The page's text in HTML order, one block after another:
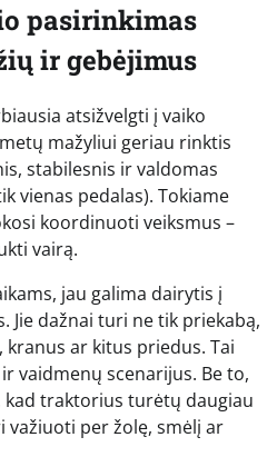
pasirinkimas
ir gebėjimus
atsižvelgti į vaiko
mažyliui geriau rinktis
stabilesnis ir valdomas
vienas pedalas). Tokiame
koordinuoti veiksmus –
vairą.
jau galima dairytis į
Jie dažnai turi ne tik priekabą,
kranus ar kitus priedus. Tai
vaidmenų scenarijus. Be to,
kad traktorius turėtų daugiau
važiuoti per žolę, smėlį ar